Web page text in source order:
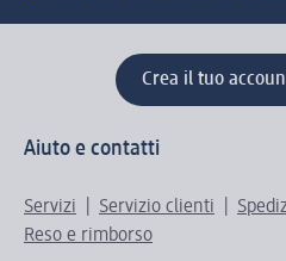
Crea il tuo
Aiuto e contatti
Servizi Servizio clienti
Reso e rimborso